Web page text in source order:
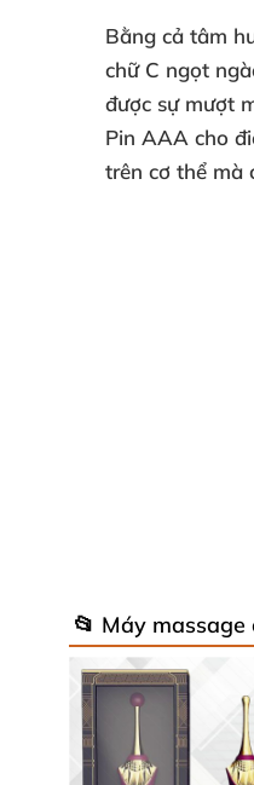
Bằng cả tâm
chữ C ngọt
được sự mượt
Pin AAA cho
trên cơ thể mà
📂 Máy massage